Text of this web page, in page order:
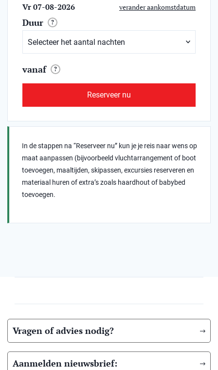
Vr 07-08-2026 verander aankomstdatum
Duur ?
vanaf ?
Reserveer nu
In de stappen na “Reserveer nu” kun je je reis naar wens op
maat aanpassen (bijvoorbeeld vluchtarrangement of boot
toevoegen, maaltijden, skipassen, excursies reserveren en
materiaal huren of extra’s zoals haardhout of babybed
toevoegen.
Vragen of advies nodig?
Aanmelden nieuwsbrief: